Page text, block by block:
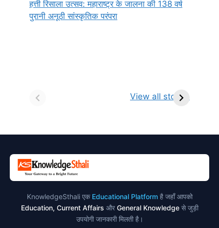
हत्ती रिसाला उत्सव: महाराष्ट्र के जालना की 138 वर्ष
पुरानी अनूठी सांस्कृतिक परंपरा
View all stories
किसे कहते है?
ज्योतिर्लिंग | नाम,
KnowledgeSthali एक Educational Platformहै जहाँ आपको
Education, Current Affairs और General Knowledgeसे जुड़ी
उपयोगी जानकारी मिलती है।